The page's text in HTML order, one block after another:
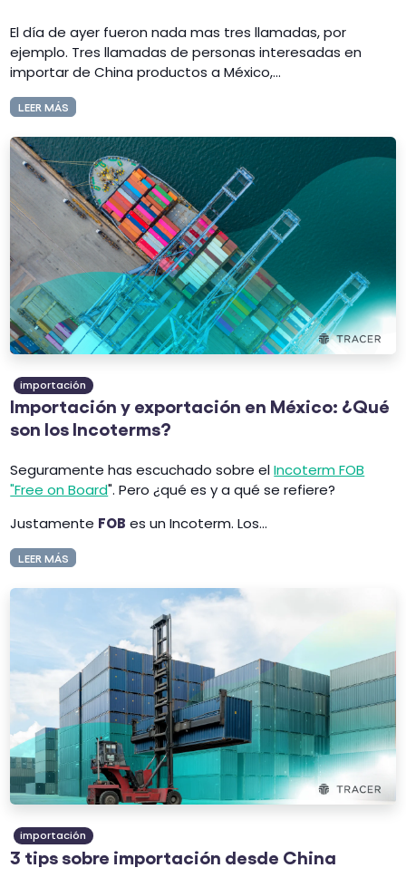
El día de ayer fueron nada mas tres llamadas, por
ejemplo. Tres llamadas de personas interesadas en
importar de China productos a México,...
LEER MÁS
importación
Importación y exportación en México: ¿Qué
son los Incoterms?
Seguramente has escuchado sobre elIncoterm FOB
"Free on Board". Pero ¿qué es y a qué se refiere?
Justamente FOB es un Incoterm. Los...
LEER MÁS
importación
3 tips sobre importación desde China